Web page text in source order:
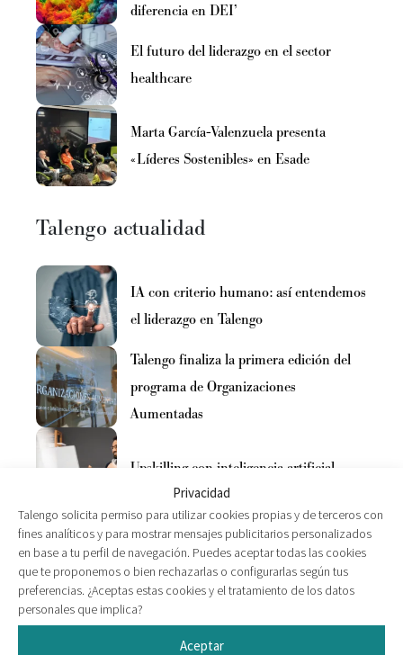
Privacidad
Talengo solicita permiso para utilizar cookies propias y de terceros con
fines analíticos y para mostrar mensajes publicitarios personalizados
en base a tu perfil de navegación. Puedes aceptar todas las cookies
que te proponemos o bien rechazarlas o configurarlas según tus
preferencias. ¿Aceptas estas cookies y el tratamiento de los datos
personales que implica?
Aceptar
diferencia en DEI’
El futuro del liderazgo en el sector
healthcare
Marta García-Valenzuela presenta
«Líderes Sostenibles» en Esade
Talengo actualidad
IA con criterio humano: así entendemos
el liderazgo en Talengo
Talengo finaliza la primera edición del
programa de Organizaciones
Aumentadas
Upskilling con inteligencia artificial